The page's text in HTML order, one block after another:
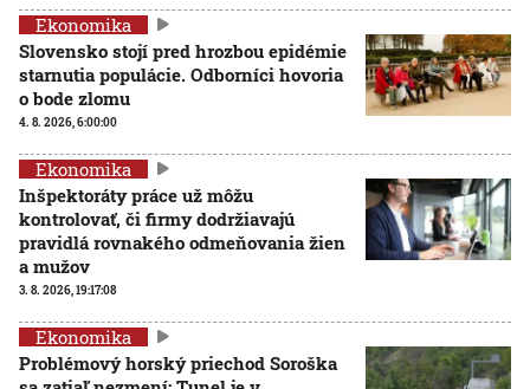
Ekonomika
Slovensko stojí pred hrozbou epidémie
starnutia populácie. Odborníci hovoria
o bode zlomu
4. 8. 2026, 6:00:00
Ekonomika
Inšpektoráty práce už môžu
kontrolovať, či firmy dodržiavajú
pravidlá rovnakého odmeňovania žien
a mužov
3. 8. 2026, 19:17:08
Ekonomika
Problémový horský priechod Soroška